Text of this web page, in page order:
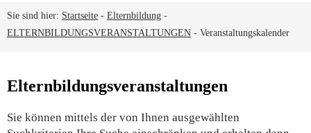
Sie sind hier: Startseite - Elternbildung -
ELTERNBILDUNGSVERANSTALTUNGEN - Veranstaltungskalender
Elternbildungsveranstaltungen
Sie können mittels der von Ihnen ausgewählten